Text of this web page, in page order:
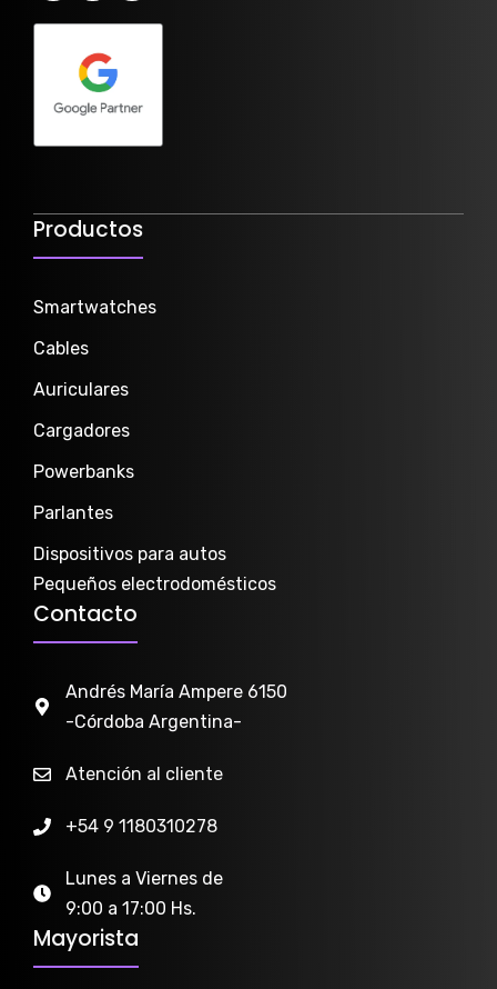
Productos
Smartwatches
Cables
Auriculares
Cargadores
Powerbanks
Parlantes
Dispositivos para autos
Pequeños electrodomésticos
Contacto
Andrés María Ampere 6150
-Córdoba Argentina-
Atención al cliente
+54 9 1180310278
Lunes a Viernes de
9:00 a 17:00 Hs.
Mayorista